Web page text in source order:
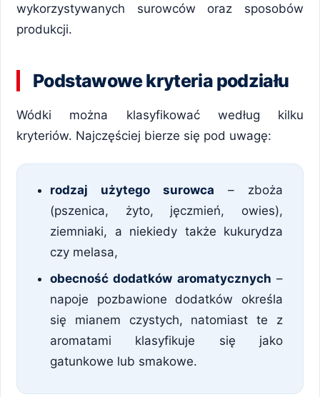
wykorzystywanych surowców oraz sposobów
produkcji.
Podstawowe kryteria podziału
Wódki można klasyfikować według kilku
kryteriów. Najczęściej bierze się pod uwagę:
rodzaj użytego surowca – zboża
(pszenica, żyto, jęczmień, owies),
ziemniaki, a niekiedy także kukurydza
czy melasa,
obecność dodatków aromatycznych –
napoje pozbawione dodatków określa
się mianem czystych, natomiast te z
aromatami klasyfikuje się jako
gatunkowe lub smakowe.